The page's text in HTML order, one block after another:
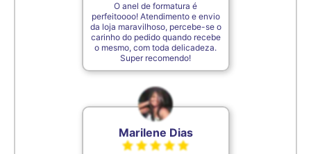
7,5cm 35
De acordo com o padrão ABNT
O anel de formatura é
perfeitoooo! Atendimento e envio
da loja maravilhoso, percebe-se o
carinho do pedido quando recebe
o mesmo, com toda delicadeza.
Super recomendo!
Marilene Dias